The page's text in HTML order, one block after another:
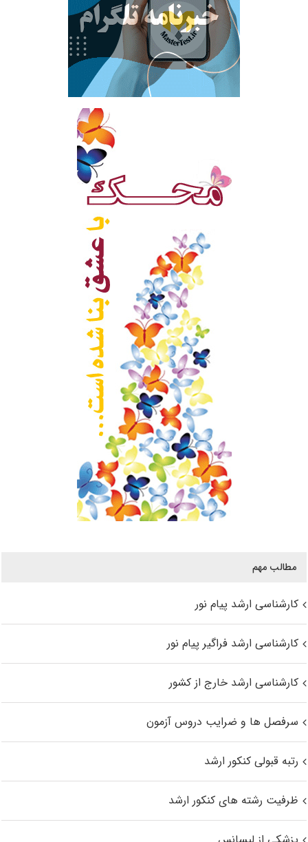
مطالب مهم
کارشناسی ارشد پیام نور
کارشناسی ارشد فراگیر پیام نور
کارشناسی ارشد خارج از کشور
سرفصل ها و ضرایب دروس آزمون
رتبه قبولی کنکور ارشد
ظرفیت رشته های کنکور ارشد